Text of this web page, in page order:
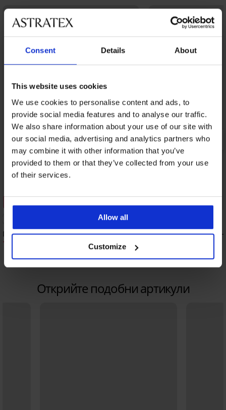
Consent Details About
This website uses cookies
We use cookies to personalise content and ads, to
provide social media features and to analyse our traffic.
We also share information about your use of our site with
our social media, advertising and analytics partners who
may combine it with other information that you’ve
provided to them or that they’ve collected from your use
of their services.
Allow all
Customize
Памучен потник Javier
13,59 €
2PACK Мъжки
Открийте подобни артикули